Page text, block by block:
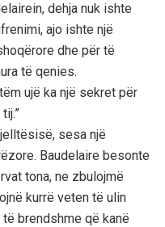
dehja nuk ishte
ajo ishte një
dhe për të
të qenies.
ujë ka një sekret për
sesa një
Baudelaire besonte
tona, ne zbulojmë
kurrë veten të ulin
brendshme që kanë